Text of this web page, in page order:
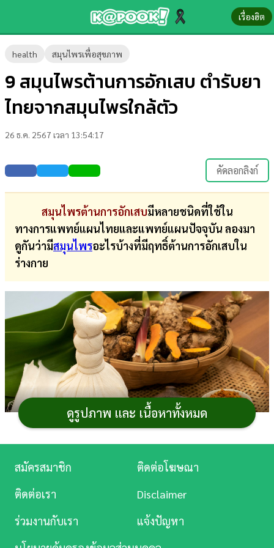
เรื่องฮิต
health สมุนไพรเพื่อสุขภาพ
9 สมุนไพรต้านการอักเสบ ตำรับยา
ไทยจากสมุนไพรใกล้ตัว
26 ธ.ค. 2567 เวลา 13:54:17
คัดลอกลิงก์
สมุนไพรต้านการอักเสบมีหลายชนิดที่ใช้ใน
ทางการแพทย์แผนไทยและแพทย์แผนปัจจุบัน ลองมา
ดูกันว่ามีสมุนไพรอะไรบ้างที่มีฤทธิ์ต้านการอักเสบใน
ร่างกาย
สมุนไพรไทย
หลายชนิดถูกบรรจุอยู่ในตำรับยา ด้วย
การอักเสบที่มีในสมุนไพร และวันนี้เราจะมาชี้เป้าว่า
สมุนไพรต้านการอักเสบ
มีอะไรบ้างที่น่าสนใจ
ดูรูปภาพ และ เนื้อหาทั้งหมด
ข่าว-
ความ
รู้
บันเทิง
ตรวจ
ผล
บอล
สด
การ
เงิน
การ
ศึกษา
บันเทิง
ดู
Music
สมัครสมาชิก
ติดต่อโฆษณา
ติดต่อเรา
Disclaimer
ร่วมงานกับเรา
แจ้งปัญหา